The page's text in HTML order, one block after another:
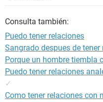
Consulta también:
Puedo tener relaciones
Sangrado despues de tener
Porque un hombre tiembla
Puedo tener relaciones
✓
Como tener relaciones con